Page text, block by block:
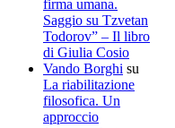
firma umana.
Saggio su Tzvetan
Todorov” – Il libro
di Giulia Cosio
Vando Borghi su
La riabilitazione
filosofica. Un
approccio